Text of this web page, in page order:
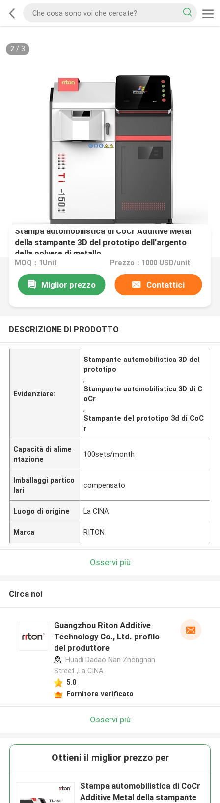
2/ 3
Stampa automobilistica di CoCr Additive Metal
della stampante 3D del prototipo dell'argento
della polvere di metallo
MOQ：1Unit Prezzo：1000 USD/unit
Miglior prezzo Contattici
DESCRIZIONE DI PRODOTTO
Evidenziare:
Stampante automobilistica 3D del
prototipo
,
Stampante automobilistica 3D di C
oCr
,
Stampante del prototipo 3d di CoC
r
Capacità di alime
ntazione
100sets/month
Imballaggi partico
lari
compensato
Luogo di origine La CINA
Marca RITON
Osservi più
Circa noi
Guangzhou Riton Additive
Technology Co., Ltd. profilo
del produttore
Huadi Dadao Nan Zhongnan
Street ,La CINA
5.0
Fornitore verificato
Osservi più
Ottieni il miglior prezzo per
Stampa automobilistica di CoCr
Additive Metal della stampante